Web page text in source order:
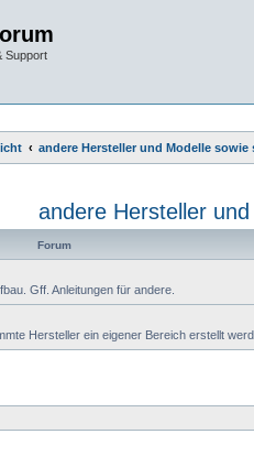
Support
andere Hersteller und Modelle
andere Hersteller
Forum
Gff. Anleitungen für andere.
Hersteller ein eigener Bereich erstellt